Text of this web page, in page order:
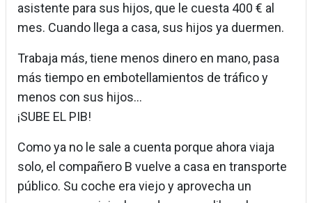
asistente para sus hijos, que le cuesta 400 € al
mes. Cuando llega a casa, sus hijos ya duermen.
Trabaja más, tiene menos dinero en mano, pasa
más tiempo en embotellamientos de tráfico y
menos con sus hijos…
¡SUBE EL PIB!
Como ya no le sale a cuenta porque ahora viaja
solo, el compañero B vuelve a casa en transporte
público. Su coche era viejo y aprovecha un